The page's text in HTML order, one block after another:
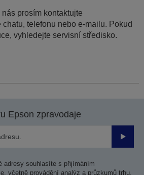
prosím kontaktujte
telefonu nebo e-mailu. Pokud
vyhledejte servisní středisko.
Epson zpravodaje
adresy souhlasíte s přijímáním
včetně provádění analýz a průzkumů trhu,